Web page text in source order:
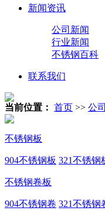
新闻资讯
公司新闻
行业新闻
不锈钢百科
联系我们
当前位置： 首页 >> 公
不锈钢板
904不锈钢板 321不锈钢
不锈钢卷板
904不锈钢卷 321不锈钢